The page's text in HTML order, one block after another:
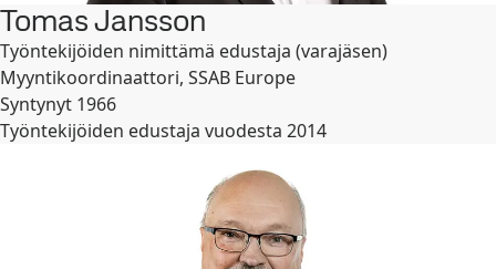
Tomas Jansson
Työntekijöiden nimittämä edustaja (varajäsen)
Myyntikoordinaattori, SSAB Europe
Syntynyt 1966
Työntekijöiden edustaja vuodesta 2014